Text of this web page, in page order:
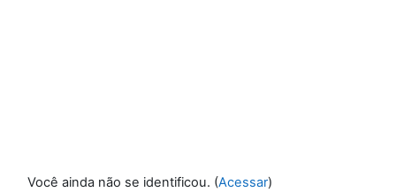
Você ainda não se identificou. (Acessar)